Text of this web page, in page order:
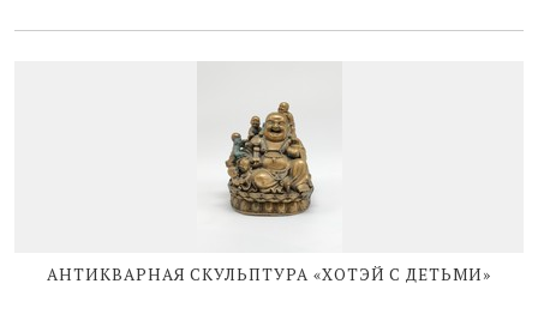
АНТИКВАРНАЯ СКУЛЬПТУРА «ХОТЭЙ С ДЕТЬМИ»